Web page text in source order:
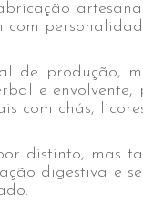
com
de produção,
e
com chás,
distinto, mas
digestiva